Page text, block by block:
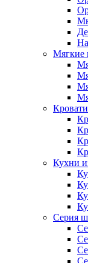
Мягкие
Кухни
Серия